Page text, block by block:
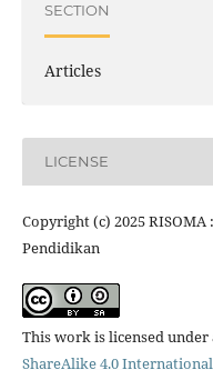
SECTION
Articles
LICENSE
Copyright (c) 2025
Pendidikan
This work is licensed under
ShareAlike 4.0